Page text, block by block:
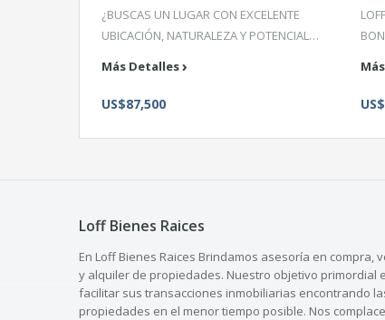
¿BUSCAS UN LUGAR CON EXCELENTE
UBICACIÓN, NATURALEZA Y POTENCIAL…
Más Detalles
US$87,500
Loff Bienes Raices
En Loff Bienes Raices Brindamos asesoría en compra,
y alquiler de propiedades. Nuestro objetivo primordial
facilitar sus transacciones inmobiliarias encontrando
propiedades en el menor tiempo posible. Nos complace